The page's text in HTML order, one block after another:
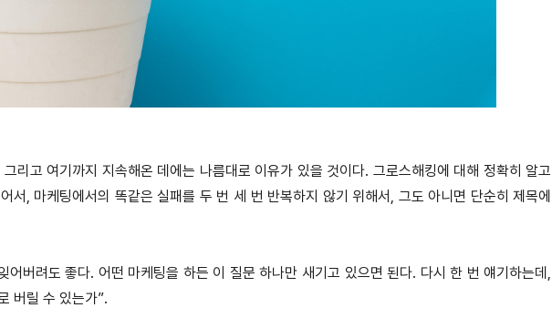
리고 여기까지 지속해온 데에는 나름대로 이유가 있을 것이 다. 그로스해킹에 대해 정확히 알고
서, 마케팅에서의 똑같은실패를 두 번 세 번 반복하지 않기 위해서, 그도 아니면 단순히 제목에
어버려도 좋다. 어떤 마케팅을 하든 이 질문 하나만 새기고 있으면 된다. 다시 한 번 얘기하는데,
버릴 수 있는가”.